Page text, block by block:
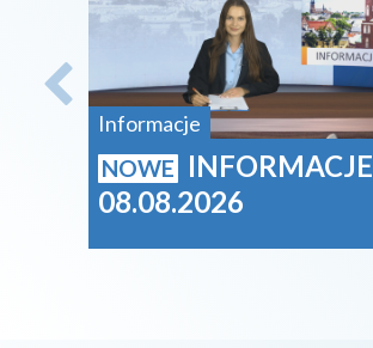
Informacje
NOWE
INFORMACJE
08.08.2026